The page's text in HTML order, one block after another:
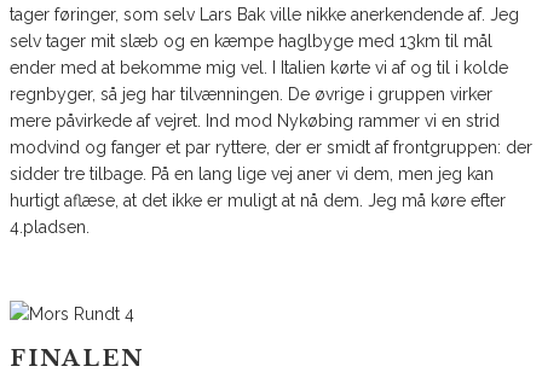
tager føringer, som selv Lars Bak ville nikke anerkendende af. Jeg
selv tager mit slæb og en kæmpe haglbyge med 13km til mål
ender med at bekomme mig vel. I Italien kørte vi af og til i kolde
regnbyger, så jeg har tilvænningen. De øvrige i gruppen virker
mere påvirkede af vejret. Ind mod Nykøbing rammer vi en strid
modvind og fanger et par ryttere, der er smidt af frontgruppen: der
sidder tre tilbage. På en lang lige vej aner vi dem, men jeg kan
hurtigt aflæse, at det ikke er muligt at nå dem. Jeg må køre efter
4.pladsen.
FINALEN